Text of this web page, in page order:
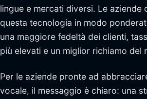
lingue e mercati diversi. Le aziende
questa tecnologia in modo
una maggiore fedeltà dei clienti,
più elevati e un miglior richiamo del
Per le aziende pronte ad
vocale, il messaggio è chiaro: una